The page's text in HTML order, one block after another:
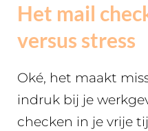
Het mail
versus stress
Oké, het maakt
indruk bij je
checken in je vrije